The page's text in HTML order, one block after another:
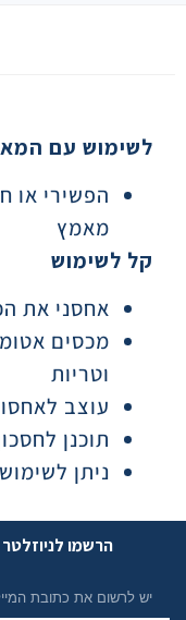
לשימוש עם המאדה
הפשירי או
מאמץ
קל לשימוש
אחסני את
מכסים
וטריות
עוצב
תוכנן
ניתן
הרשמו